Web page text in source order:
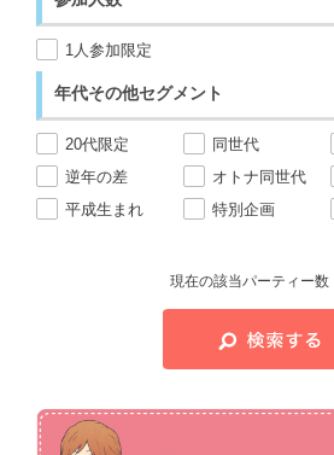
1人参加限定
年代その他セグメント
20代限定 同世代
逆年の差
オトナ同世代
平成生まれ
特別企画
現在の該当パーティー数